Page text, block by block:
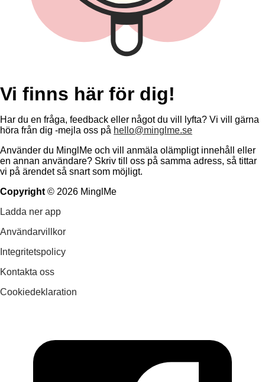
Vi finns här för dig!
Har du en fråga, feedback eller något du vill lyfta? Vi vill gärna
höra från dig -mejla oss på hello@minglme.se
Använder du MinglMe och vill anmäla olämpligt innehåll eller
en annan användare? Skriv till oss på samma adress, så tittar
vi på ärendet så snart som möjligt.
Copyright © 2026 MinglMe
Ladda ner app
Användarvillkor
Integritetspolicy
Kontakta oss
Cookiedeklaration